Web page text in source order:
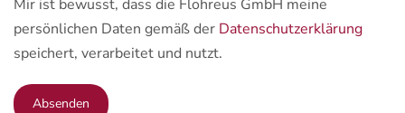
Mir ist bewusst, dass die Flohreus GmbH meine
persönlichen Daten gemäß der Datenschutzerklärung
speichert, verarbeitet und nutzt.
Absenden